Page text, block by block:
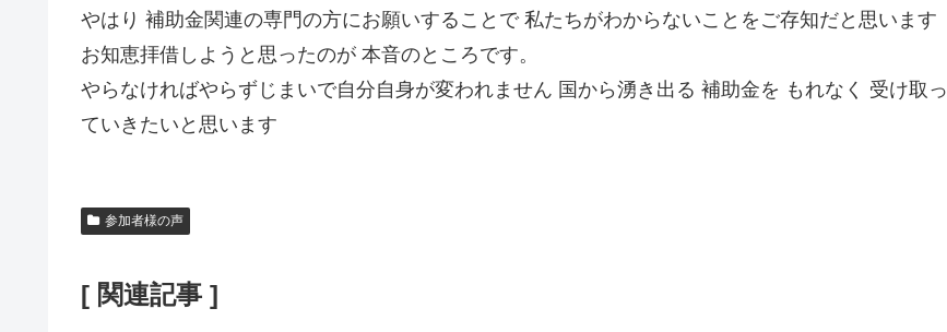
やはり 補助金関連の専門の方にお願いすることで 私たちがわからないことをご存知だと思います
お知恵拝借しようと思ったのが 本音のところです。
やらなければやらずじまいで自分自身が変われません 国から湧き出る 補助金を もれなく 受け取っ
ていきたいと思います
参加者様の声
[ 関連記事 ]